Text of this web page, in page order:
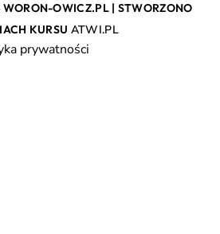
OWICZ.PL | STWORZONO
KURSU ATWI.PL
prywatności